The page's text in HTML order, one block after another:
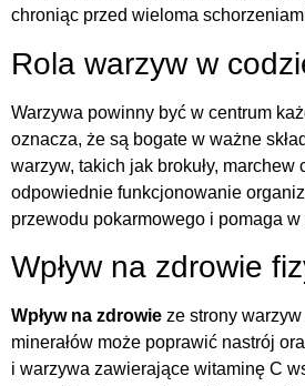
chroniąc przed wieloma
Rola warzyw w
Warzywa powinny być w centrum
oznacza, że są bogate w ważne
warzyw, takich jak brokuły,
odpowiednie funkcjonowanie
przewodu pokarmowego i pomaga w
Wpływ na zdrowie
Wpływ na zdrowie ze strony
minerałów może poprawić nastrój
i warzywa zawierające witaminę C